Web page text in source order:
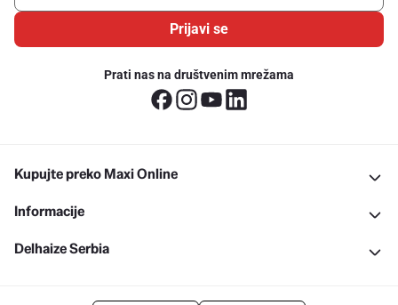
Prijavi se
Prati nas na društvenim mrežama
Kupujte preko Maxi Online
Informacije
Delhaize Serbia